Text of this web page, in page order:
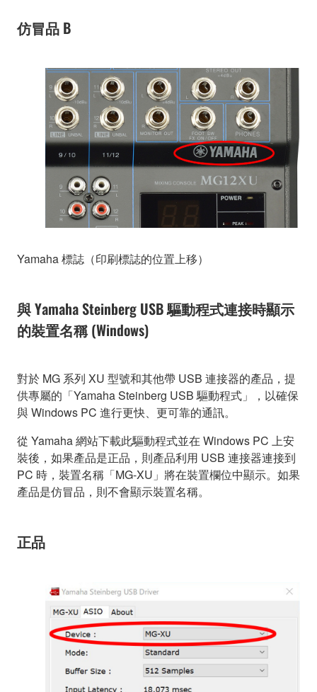
仿冒品 B
Yamaha 標誌（印刷標誌的位置上移）
與 Yamaha Steinberg USB 驅動程式連接時顯示
的裝置名稱 (Windows)
對於 MG 系列 XU 型號和其他帶 USB 連接器的產品，提
供專屬的「Yamaha Steinberg USB 驅動程式」，以確保
與 Windows PC 進行更快、更可靠的通訊。
從 Yamaha 網站下載此驅動程式並在 Windows PC 上安
裝後，如果產品是正品，則產品利用 USB 連接器連接到
PC 時，裝置名稱「MG-XU」將在裝置欄位中顯示。如果
產品是仿冒品，則不會顯示裝置名稱。
正品